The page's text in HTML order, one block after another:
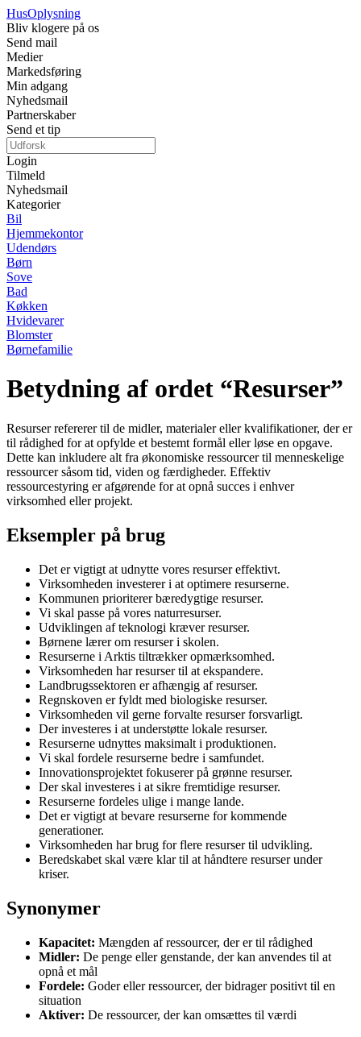
HusOplysning
Bliv klogere på os
Send mail
Medier
Markedsføring
Min adgang
Nyhedsmail
Partnerskaber
Send et tip
Login
Tilmeld
Nyhedsmail
Kategorier
Bil
Hjemmekontor
Udendørs
Børn
Sove
Bad
Køkken
Hvidevarer
Blomster
Børnefamilie
Betydning af ordet “Resurser”
Resurser refererer til de midler, materialer eller kvalifikationer, der er
til rådighed for at opfylde et bestemt formål eller løse en opgave.
Dette kan inkludere alt fra økonomiske ressourcer til menneskelige
ressourcer såsom tid, viden og færdigheder. Effektiv
ressourcestyring er afgørende for at opnå succes i enhver
virksomhed eller projekt.
Eksempler på brug
Det er vigtigt at udnytte vores resurser effektivt.
Virksomheden investerer i at optimere resurserne.
Kommunen prioriterer bæredygtige resurser.
Vi skal passe på vores naturresurser.
Udviklingen af teknologi kræver resurser.
Børnene lærer om resurser i skolen.
Resurserne i Arktis tiltrækker opmærksomhed.
Virksomheden har resurser til at ekspandere.
Landbrugssektoren er afhængig af resurser.
Regnskoven er fyldt med biologiske resurser.
Virksomheden vil gerne forvalte resurser forsvarligt.
Der investeres i at understøtte lokale resurser.
Resurserne udnyttes maksimalt i produktionen.
Vi skal fordele resurserne bedre i samfundet.
Innovationsprojektet fokuserer på grønne resurser.
Der skal investeres i at sikre fremtidige resurser.
Resurserne fordeles ulige i mange lande.
Det er vigtigt at bevare resurserne for kommende
generationer.
Virksomheden har brug for flere resurser til udvikling.
Beredskabet skal være klar til at håndtere resurser under
kriser.
Synonymer
Kapacitet: Mængden af ressourcer, der er til rådighed
Midler: De penge eller genstande, der kan anvendes til at
opnå et mål
Fordele: Goder eller ressourcer, der bidrager positivt til en
situation
Aktiver: De ressourcer, der kan omsættes til værdi